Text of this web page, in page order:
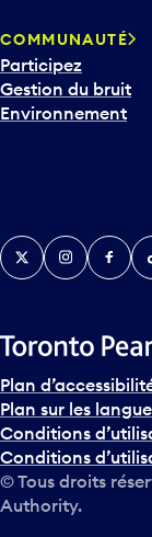
Participez
Gestion du bruit
Environnement
Plan
Plan sur les
Conditions
Conditions
© Tous droits
Authority.